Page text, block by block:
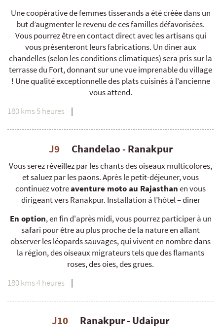
Une coopérative de femmes tisserands a été créée dans un
but d’augmenter le revenu de ces familles défavorisées.
Vous pourrez être en contact direct avec les artisans qui
vous présenteront leurs fabrications. Un diner aux
chandelles (selon les conditions climatiques) sera pris sur la
terrasse du Fort, donnant sur une vue imprenable du village
! Une qualité exceptionnelle des plats cuisinés à l’ancienne
vous attend.
180 kms 5 heures
|
J9 Chandelao - Ranakpur
Vous serez réveillez par les chants des oiseaux multicolores,
et saluez par les paons. Après le petit-déjeuner, vous
continuez votreaventure moto au Rajasthanen vous
dirigeant vers Ranakpur. Installation à l’hôtel – diner
En option, en fin d'après midi, vous pourrez participer à un
safari pour être au plus proche de la nature en allant
observer les léopards sauvages, qui vivent en nombre dans
la région, des oiseaux migrateurs tels que des flamants
roses, des oies, des grues.
180 kms 4 heures
|
J10 Ranakpur - Udaipur